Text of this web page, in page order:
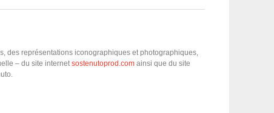
des représentations iconographiques et photographiques,
– du site internetsostenutoprod.com ainsi que du site